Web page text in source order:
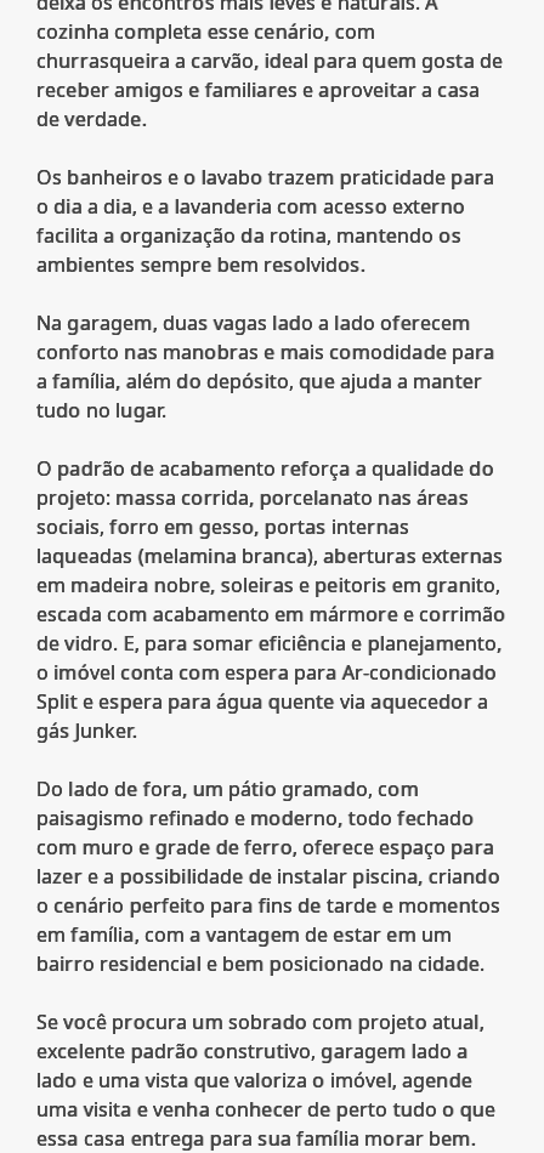
cozinha completa esse cenário, com
churrasqueira a carvão, ideal para quem gosta de
receber amigos e familiares e aproveitar a casa
de verdade.
Os banheiros e o lavabo trazem praticidade para
o dia a dia, e a lavanderia com acesso externo
facilita a organização da rotina, mantendo os
ambientes sempre bem resolvidos.
Na garagem, duas vagas lado a lado oferecem
conforto nas manobras e mais comodidade para
a família, além do depósito, que ajuda a manter
tudo no lugar.
O padrão de acabamento reforça a qualidade do
projeto: massa corrida, porcelanato nas áreas
sociais, forro em gesso, portas internas
laqueadas (melamina branca), aberturas externas
em madeira nobre, soleiras e peitoris em granito,
escada com acabamento em mármore e corrimão
de vidro. E, para somar eficiência e planejamento,
o imóvel conta com espera para Ar-condicionado
Split e espera para água quente via aquecedor a
gás Junker.
Do lado de fora, um pátio gramado, com
paisagismo refinado e moderno, todo fechado
com muro e grade de ferro, oferece espaço para
lazer e a possibilidade de instalar piscina, criando
o cenário perfeito para fins de tarde e momentos
em família, com a vantagem de estar em um
bairro residencial e bem posicionado na cidade.
Se você procura um sobrado com projeto atual,
excelente padrão construtivo, garagem lado a
lado e uma vista que valoriza o imóvel, agende
uma visita e venha conhecer de perto tudo o que
essa casa entrega para sua família morar bem.